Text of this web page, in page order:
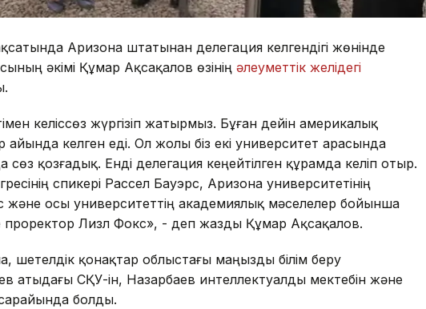
Аризона штатынан делегация келгендігі жөнінде
әкімі Құмар Ақсақалов өзінің әлеуметтік желідегі
келіссөз жүргізіп жатырмыз. Бұған дейін америкалық
айында келген еді. Ол жолы біз екі университет арасында
сөз қозғадық. Енді делегация кеңейтілген құрамда келіп отыр.
спикері Рассел Бауэрс, Аризона университетінің
және осы университеттің академиялық мәселелер бойынша
проректор Лизл Фокс», - деп жазды Құмар Ақсақалов.
шетелдік қонақтар облыстағы маңызды білім беру
атыдағы СҚУ-ін, Назарбаев интеллектуалды мектебін және
болды.